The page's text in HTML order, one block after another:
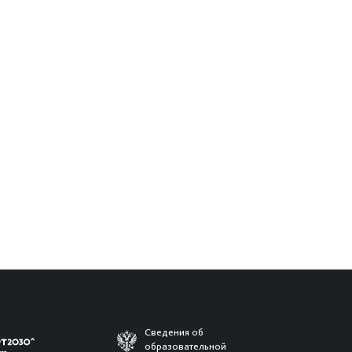
Сведения об
образовательной